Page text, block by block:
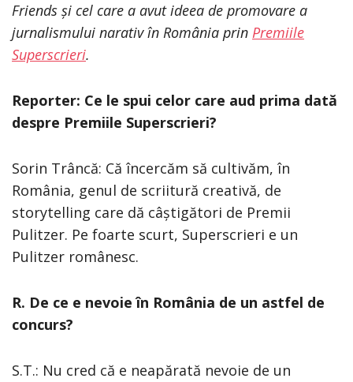
Friends și cel care a avut ideea de promovare a
jurnalismului narativ în România prin Premiile
Superscrieri.
Reporter: Ce le spui celor care aud prima dată
despre Premiile Superscrieri?
Sorin Trâncă: Că încercăm să cultivăm, în
România, genul de scriitură creativă, de
storytelling care dă câștigători de Premii
Pulitzer. Pe foarte scurt, Superscrieri e un
Pulitzer românesc.
R. De ce e nevoie în România de un astfel de
concurs?
S.T.: Nu cred că e neapărată nevoie de un